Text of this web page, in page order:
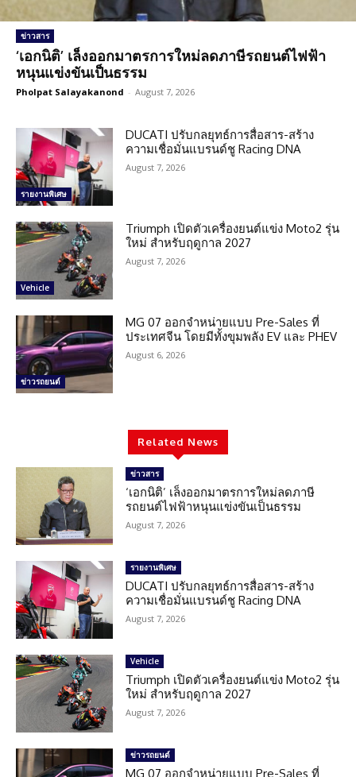
ข่าวสาร
‘เอกนิติ’ เล็งออกมาตรการใหม่ลดภาษีรถยนต์ไฟฟ้า
หนุนแข่งขันเป็นธรรม
Pholpat Salayakanond - August 7, 2026
รายงานพิเศษ
DUCATI ปรับกลยุทธ์การสื่อสาร-สร้าง
ความเชื่อมั่นแบรนด์ชู Racing DNA
August 7, 2026
Vehicle
Triumph เปิดตัวเครื่องยนต์แข่ง Moto2 รุ่น
ใหม่ สำหรับฤดูกาล 2027
August 7, 2026
ข่าวรถยนต์
MG 07 ออกจำหน่ายแบบ Pre-Sales ที่
ประเทศจีน โดยมีทั้งขุมพลัง EV และ PHEV
August 6, 2026
Related News
ข่าวสาร
‘เอกนิติ’ เล็งออกมาตรการใหม่ลดภาษี
รถยนต์ไฟฟ้าหนุนแข่งขันเป็นธรรม
August 7, 2026
รายงานพิเศษ
DUCATI ปรับกลยุทธ์การสื่อสาร-สร้าง
ความเชื่อมั่นแบรนด์ชู Racing DNA
August 7, 2026
Vehicle
Triumph เปิดตัวเครื่องยนต์แข่ง Moto2 รุ่น
ใหม่ สำหรับฤดูกาล 2027
August 7, 2026
ข่าวรถยนต์
MG 07 ออกจำหน่ายแบบ Pre-Sales ที่